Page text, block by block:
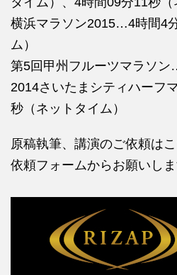
横浜マラソン2015…4時間4
ム）
第5回甲州フルーツマラソ
2014さいたまシティハーフ
秒（ネットタイム）
原稿執筆、講演のご依頼は
依頼フォームからお願いしま